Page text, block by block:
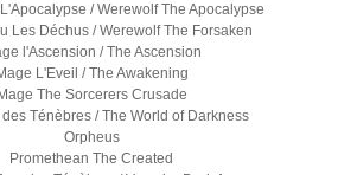
/ Werewolf The Apocalypse
Les Déchus / Werewolf The Forsaken
l'Ascension / The Ascension
L'Eveil / The Awakening
Mage The Sorcerers Crusade
Ténèbres / The World of Darkness
Orpheus
Promethean The Created